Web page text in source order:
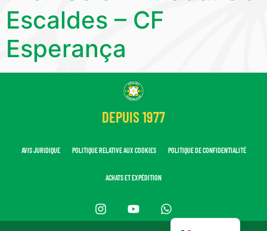
Escaldes – CF
Esperança
DEPUIS 1977
AVIS JURIDIQUE POLITIQUE RELATIVE AUX COOKIES POLITIQUE DE CONFIDENTIALITÉ
ACHATS ET EXPÉDITION